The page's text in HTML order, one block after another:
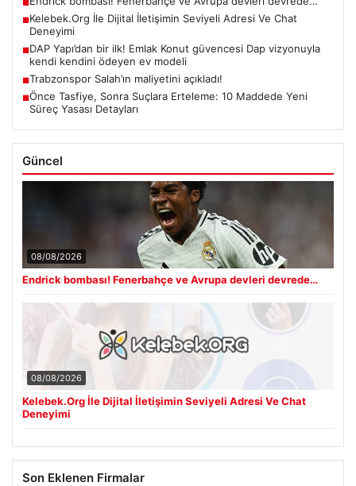
■
■Kelebek.Org İle Dijital İletişimin Seviyeli Adresi Ve Chat
Deneyimi
■DAP Yapı’dan bir ilk! Emlak Konut güvencesi Dap vizyonuyla
kendi kendini ödeyen ev modeli
■Trabzonspor Salah’ın maliyetini açıkladı!
■Önce Tasfiye, Sonra Suçlara Erteleme: 10 Maddede Yeni
Süreç Yasası Detayları
Güncel
08/08/2026
Endrick bombası! Fenerbahçe ve Avrupa devleri devrede…
08/08/2026
Kelebek.Org İle Dijital İletişimin Seviyeli Adresi Ve Chat
Deneyimi
Son Eklenen Firmalar